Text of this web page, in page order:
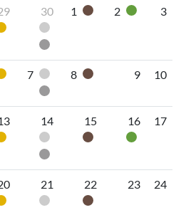
Plastica
30
Pannolini-pannoloni
Secco non riciclabile
1 Organico umido
2 Vetro3
Plastica
7
Pannolini-pannoloni
Secco non riciclabile
8 Organico umido
9 10
Plastica
14
Pannolini-pannoloni
Secco non riciclabile
15
Organico umido
16
Vetro
17
Plastica
21
Pannolini-pannoloni
22
Organico umido
23 24